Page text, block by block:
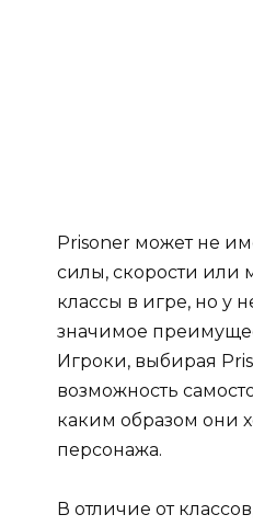
Prisoner может не
силы, скорости или
классы в игре, но у
значимое
Игроки, выбирая
возможность
каким образом они
персонажа.
В отличие от